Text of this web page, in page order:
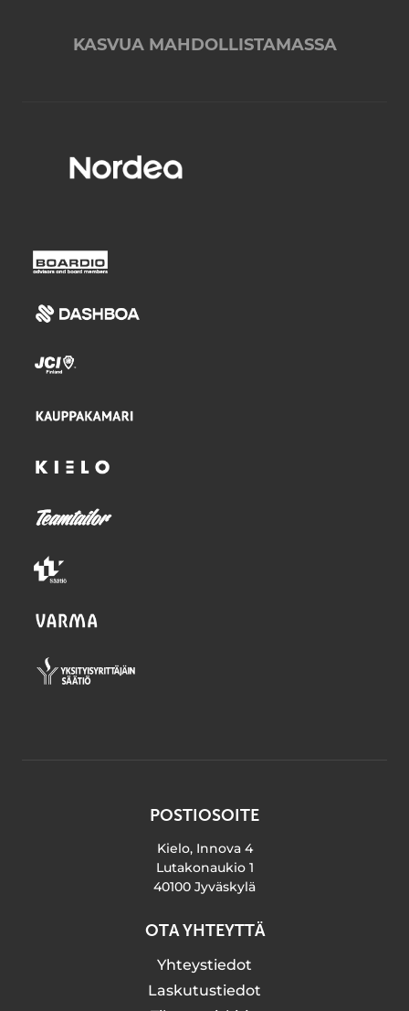
KASVUA MAHDOLLISTAMASSA
POSTIOSOITE
Kielo, Innova 4
Lutakonaukio 1
40100 Jyväskylä
OTA YHTEYTTÄ
Yhteystiedot
Laskutustiedot